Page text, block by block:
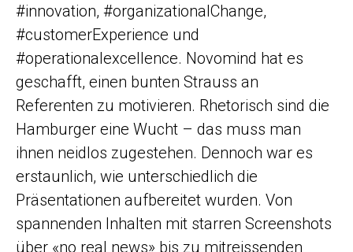
#innovation, #organizationalChange,
#customerExperience und
#operationalexcellence. Novomind hat es
geschafft, einen bunten Strauss an
Referenten zu motivieren. Rhetorisch sind die
Hamburger eine Wucht – das muss man
ihnen neidlos zugestehen. Dennoch war es
erstaunlich, wie unterschiedlich die
Präsentationen aufbereitet wurden. Von
spannenden Inhalten mit starren Screenshots
über «no real news» bis zu mitreissenden